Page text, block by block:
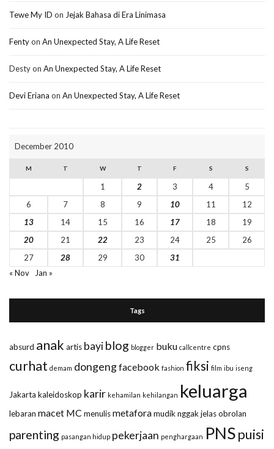
Tewe My ID on Jejak Bahasa di Era Linimasa
Fentyon An Unexpected Stay, A Life Reset
Destyon An Unexpected Stay, A Life Reset
Devi Eriana on An Unexpected Stay, A Life Reset
December 2010
M T W T F S S
1 2 3 4
5
6
7 8 9 10 11
12
13
14 15 16 17 18
19
20
21 22 23 24 25
26
27
28 29 30
31
« Nov
Jan »
Tags
absurd anak artis bayiblog blogger buku callcentre cpns
curhat demam dongengfacebook fashion fiksi film ibu iseng
Jakarta kaleidoskop karir kehamilan kehilangan keluarga
lebaran macet MC menulismetaforamudiknggak jelasobrolan
parenting pasangan hidup pekerjaan penghargaan PNSpuisi